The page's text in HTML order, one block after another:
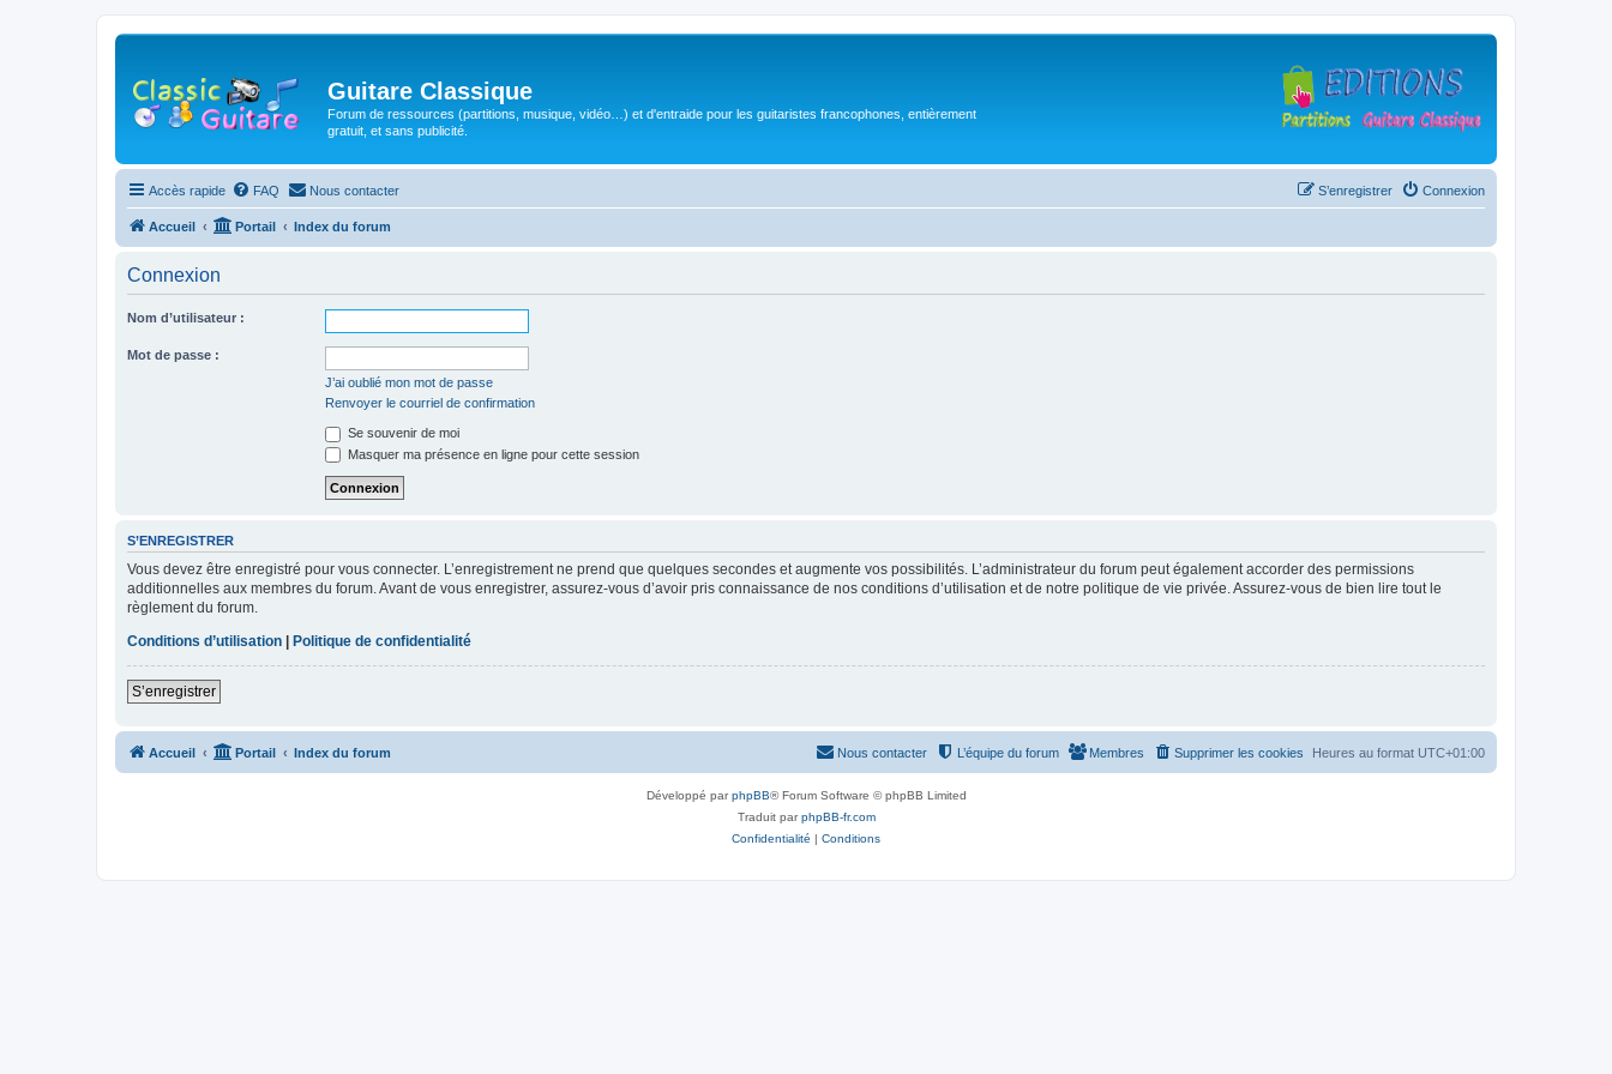
Guitare Classique
Forum de ressources (partitions, musique, vidéo…) et d'entraide pour les guitaristes francophones, entièrement
gratuit, et sans publicité.
Accès rapide FAQ Nous contacter Connexion
S’enregistrer
Accueil Portail Index du forum
Connexion
Nom d’utilisateur :
Mot de passe :
J’ai oublié mon mot de passe
Renvoyer le courriel de confirmation
Se souvenir de moi
Masquer ma présence en ligne pour cette session
S’ENREGISTRER
Vous devez être enregistré pour vous connecter. L’enregistrement ne prend que quelques secondes et augmente vos possibilités. L’administrateur du forum peut également accorder des permissions
additionnelles aux membres du forum. Avant de vous enregistrer, assurez-vous d’avoir pris connaissance de nos conditions d’utilisation et de notre politique de vie privée. Assurez-vous de bien lire tout le
règlement du forum.
Conditions d’utilisation | Politique de confidentialité
S’enregistrer
Accueil Portail Index du forum Heures au format UTC+01:00
Supprimer les cookies
Membres
L’équipe du forum
Nous contacter
Développé parphpBB® Forum Software © phpBB Limited
Traduit parphpBB-fr.com
Confidentialité | Conditions